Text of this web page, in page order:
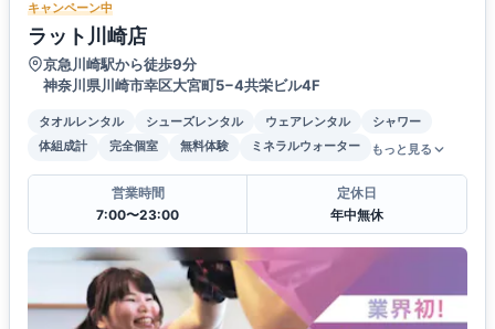
キャンペーン中
ラット川崎店
京急川崎駅から徒歩9分
神奈川県川崎市幸区大宮町5−4共栄ビル4F
タオルレンタル シューズレンタル ウェアレンタル
シャワー
体組成計
完全個室 無料体験 ミネラルウォーター もっと見る
営業時間
7:00〜23:00
定休日
年中無休